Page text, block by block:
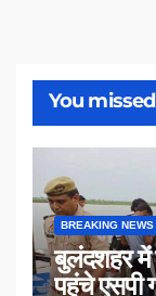
You missed
BREAKING NEWS
बुलंदशहर में
पहुंचे एसपी